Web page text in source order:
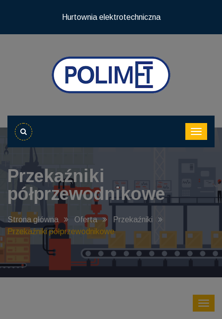
Hurtownia elektrotechniczna
Przekaźniki
półprzewodnikowe
Strona główna Oferta
Przekaźniki
Przekaźniki półprzewodnikowe